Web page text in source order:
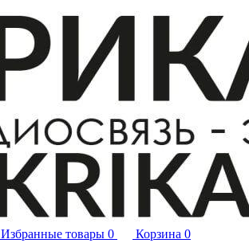
Избранные товары 0 Корзина 0